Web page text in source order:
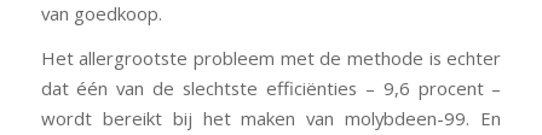
van goedkoop.
Het allergrootste probleem met de methode is echter
dat één van de slechtste efficiënties – 9,6 procent –
wordt bereikt bij het maken van molybdeen-99. En